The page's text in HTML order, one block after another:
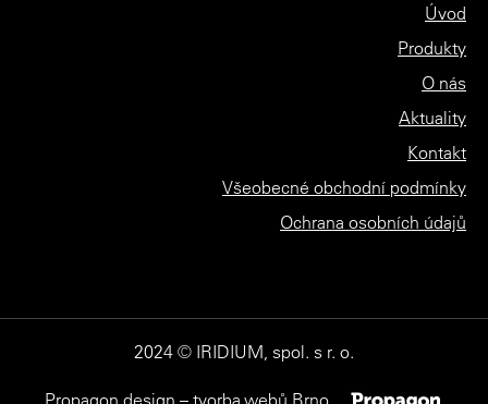
Úvod
Produkty
O nás
Aktuality
Kontakt
Všeobecné obchodní podmínky
Ochrana osobních údajů
2024 © IRIDIUM, spol. s r. o.
Propagon design – tvorba webů Brno